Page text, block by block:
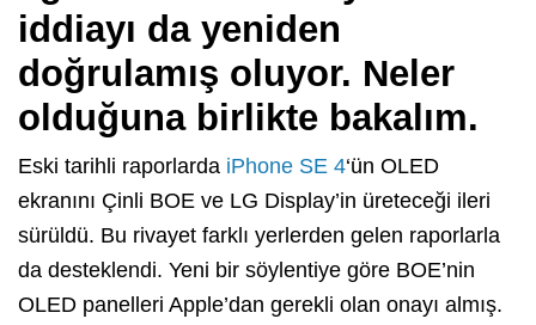
iddiayı da yeniden
doğrulamış oluyor. Neler
olduğuna birlikte bakalım.
Eski tarihli raporlarda iPhone SE 4‘ün OLED
ekranını Çinli BOE ve LG Display’in üreteceği ileri
sürüldü. Bu rivayet farklı yerlerden gelen raporlarla
da desteklendi. Yeni bir söylentiye göre BOE’nin
OLED panelleri Apple’dan gerekli olan onayı almış.